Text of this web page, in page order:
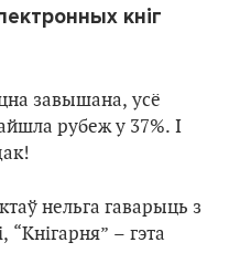
кніг
завышана, усё
рубеж у 37%. І
нельга гаварыць з
“Кнігарня” – гэта